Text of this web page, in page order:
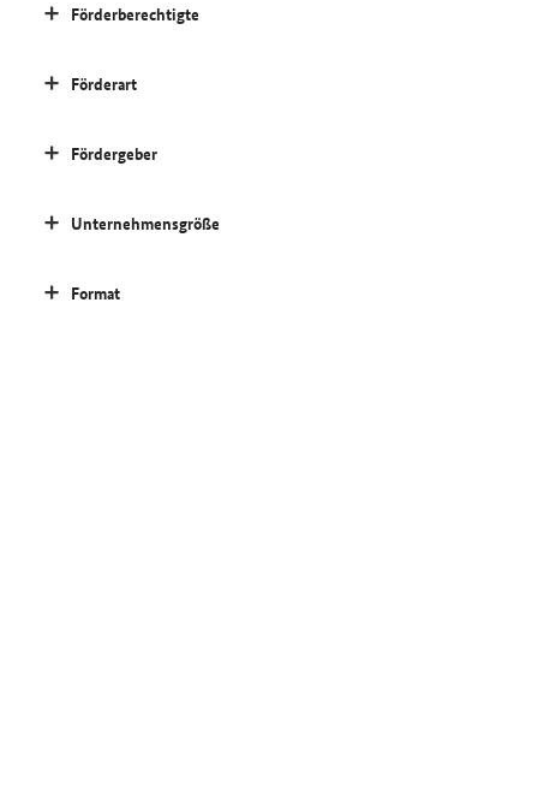
Förderberechtigte
Förderart
Fördergeber
Unternehmensgröße
Format